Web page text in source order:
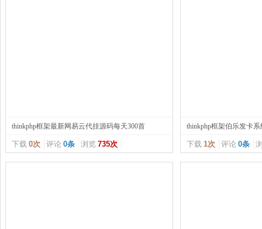
thinkphp框架最新网易云代挂源码每天300首
下载 0次 评论 0条 浏览 735次
thinkphp框架伯乐发卡
下载 1次 评论 0条